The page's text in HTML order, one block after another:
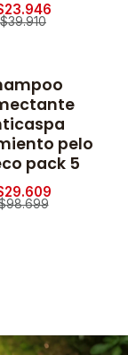
$39.910
pelo
pack 5